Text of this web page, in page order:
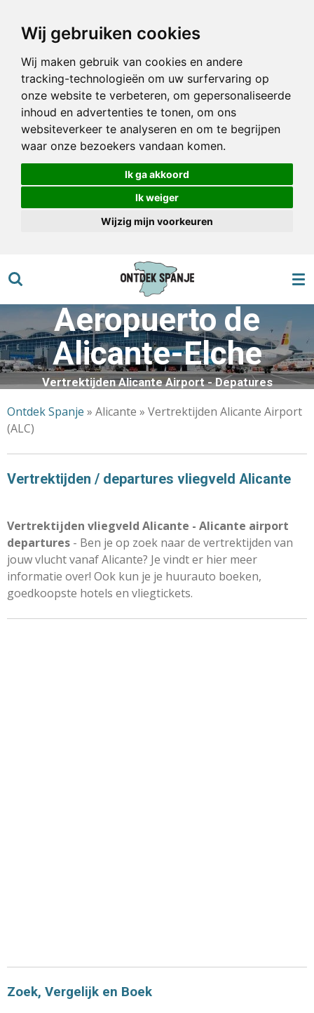
Wij gebruiken cookies
Wij maken gebruik van cookies en andere
tracking-technologieën om uw surfervaring op
onze website te verbeteren, om gepersonaliseerde
inhoud en advertenties te tonen, om ons
websiteverkeer te analyseren en om te begrijpen
waar onze bezoekers vandaan komen.
Ik ga akkoord
Ik weiger
Wijzig mijn voorkeuren
direct
hoofdinhoud
Aeropuerto de
Alicante-Elche
Vertrektijden Alicante Airport - Depatures
Ontdek Spanje » Alicante » Vertrektijden Alicante Airport
(ALC)
Vertrektijden / departures vliegveld Alicante
Vertrektijden vliegveld Alicante - Alicante airport
departures - Ben je op zoek naar de vertrektijden van
jouw vlucht vanaf Alicante? Je vindt er hier meer
informatie over! Ook kun je je huurauto boeken,
goedkoopste hotels en vliegtickets.
Zoek, Vergelijk en Boek